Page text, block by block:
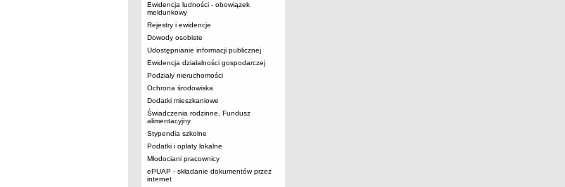
Ewidencja ludności - obowiązek
meldunkowy
Rejestry i ewidencje
Dowody osobiste
Udostępnianie informacji publicznej
Ewidencja działalności gospodarczej
Podziały nieruchomości
Ochrona środowiska
Dodatki mieszkaniowe
Świadczenia rodzinne, Fundusz
alimentacyjny
Stypendia szkolne
Podatki i opłaty lokalne
Młodociani pracownicy
ePUAP - składanie dokumentów przez
internet